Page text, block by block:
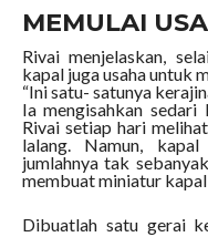
MEMULAI
Rivai menjelaskan,
kapal juga usaha untuk
“Ini satu- satunya
Ia mengisahkan
Rivai setiap hari
lalang. Namun,
jumlahnya tak
membuat miniatur
Dibuatlah satu gerai